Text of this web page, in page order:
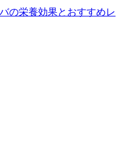
の栄養効果とおすすめレ